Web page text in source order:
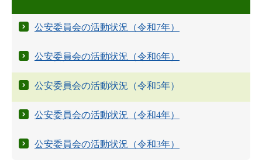
公安委員会の活動状況（令和7年）
公安委員会の活動状況（令和6年）
公安委員会の活動状況（令和5年）
公安委員会の活動状況（令和4年）
公安委員会の活動状況（令和3年）